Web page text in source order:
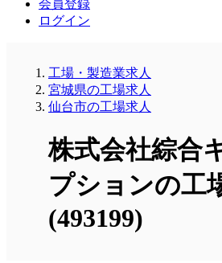
会員登録
ログイン
工場・製造業求人
宮城県の工場求人
仙台市の工場求人
株式会社綜合
プションの工
(493199)